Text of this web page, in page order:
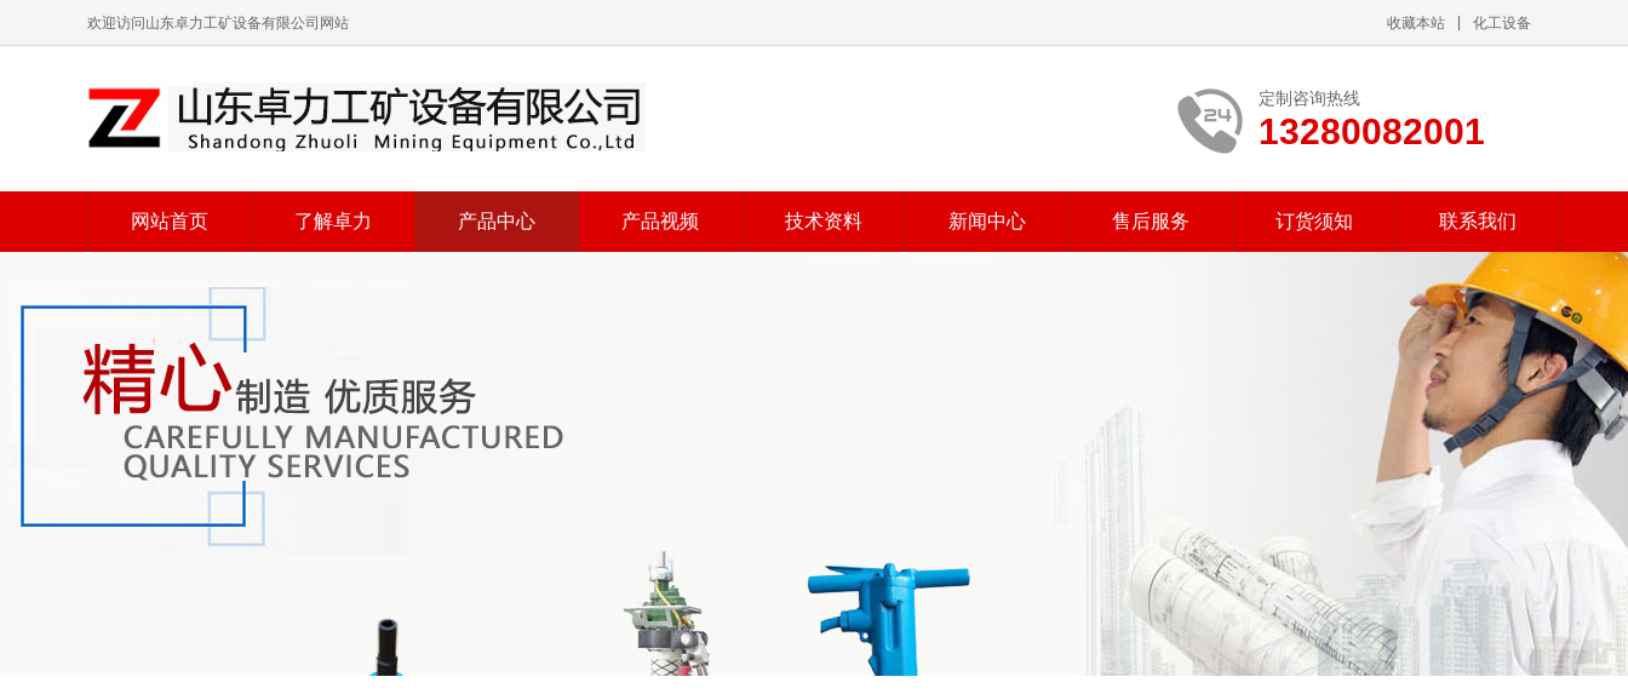
欢迎访问山东卓力工矿设备有限公司网站 收藏本站 化工设备
定制咨询热线
13280082001
网站首页 了解卓力 产品中心 产品视频 技术资料 新闻中心 售后服务 订货须知 联系我们